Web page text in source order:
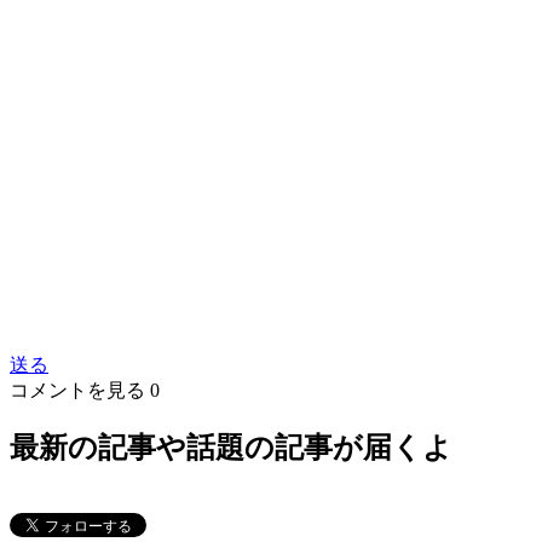
送る
コメントを見る 0
最新の記事や話題の記事が届くよ